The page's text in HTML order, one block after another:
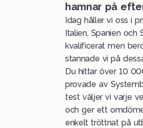
hamnar på
Idag håller vi oss i
Italien, Spanien och
kvalificerat men
stannade vi på
Du hittar över 10
provade av
test väljer vi varje
och ger ett
enkelt tröttnat på